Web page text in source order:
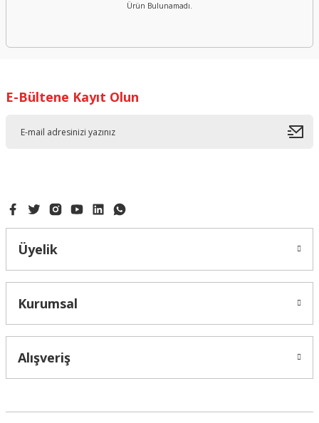
Ürün Bulunamadı.
E-Bültene Kayıt Olun
Üyelik
Kurumsal
Alışveriş